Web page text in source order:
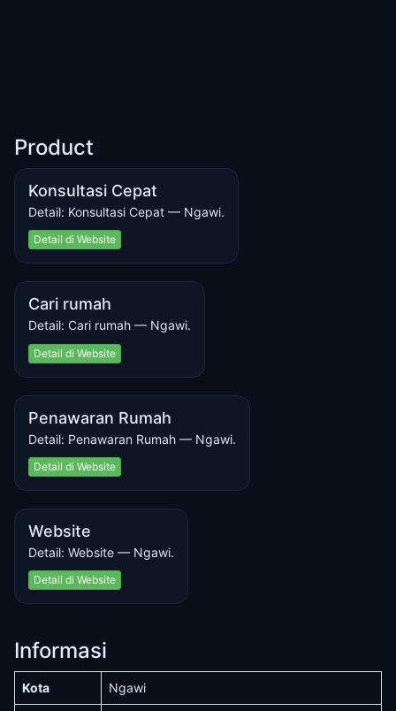
Product
Konsultasi Cepat
Detail: Konsultasi Cepat — Ngawi.
Detail di Website
Cari rumah
Detail: Cari rumah — Ngawi.
Detail di Website
Penawaran Rumah
Detail: Penawaran Rumah — Ngawi.
Detail di Website
Website
Detail: Website — Ngawi.
Detail di Website
Informasi
Kota Ngawi